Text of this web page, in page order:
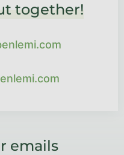
together!
emails